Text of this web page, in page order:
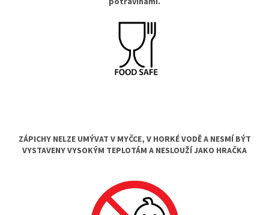
ZÁPICHY NELZE UMÝVAT V MYČCE, V HORKÉ VODĚ A NESMÍ BÝT
VYSTAVENY VYSOKÝM TEPLOTÁM A NESLOUŽÍ JAKO HRAČKA